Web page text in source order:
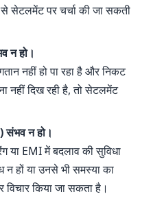
सेटलमेंट पर चर्चा की जा सकती
न हो।
नहीं हो पा रहा है और निकट
नहीं दिख रही है, तो सेटलमेंट
न हो।
या EMI में बदलाव की सुविधा
न हों या उनसे भी समस्या का
किया जा सकता है।